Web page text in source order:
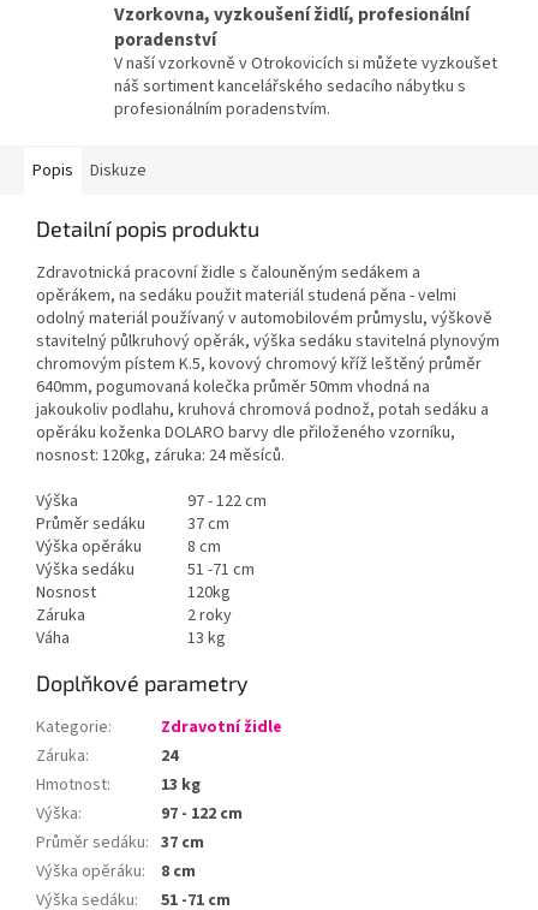
Vzorkovna, vyzkoušení židlí, profesionální
poradenství
V naší vzorkovně v Otrokovicích si můžete vyzkoušet
náš sortiment kancelářského sedacího nábytku s
profesionálním poradenstvím.
Popis Diskuze
Detailní popis produktu
Zdravotnická pracovní židle s čalouněným sedákem a
opěrákem, na sedáku použit materiál studená pěna - velmi
odolný materiál používaný v automobilovém průmyslu, výškově
stavitelný půlkruhový opěrák, výška sedáku stavitelná plynovým
chromovým pístem K.5, kovový chromový kříž leštěný průměr
640mm, pogumovaná kolečka průměr 50mm vhodná na
jakoukoliv podlahu, kruhová chromová podnož, potah sedáku a
opěráku koženka DOLARO barvy dle přiloženého vzorníku,
nosnost: 120kg, záruka: 24 měsíců.
Výška
97 - 122 cm
Průměr sedáku
37 cm
Výška opěráku
8 cm
Výška sedáku
51 -71 cm
Nosnost
120kg
Záruka
2 roky
Váha
13 kg
Doplňkové parametry
Kategorie:
Zdravotní židle
Záruka:
24
Hmotnost:
13 kg
Výška:
97 - 122 cm
Průměr sedáku: 37 cm
Výška opěráku:
8 cm
Výška sedáku: 51 -71 cm